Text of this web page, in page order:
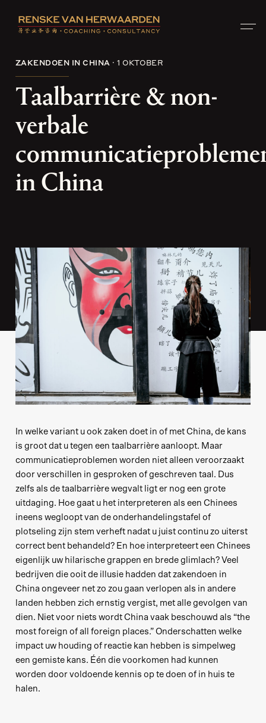
ZAKENDOEN IN CHINA 1 OKTOBER
Taalbarrière & non-
verbale
in China
In welke variant u ook zaken doet in of met China, de kans
is groot dat u tegen een taalbarrière aanloopt. Maar
communicatieproblemen worden niet alleen veroorzaakt
door verschillen in gesproken of geschreven taal. Dus
zelfs als de taalbarrière wegvalt ligt er nog een grote
uitdaging. Hoe gaat u het interpreteren als een Chinees
ineens wegloopt van de onderhandelingstafel of
plotseling zijn stem verheft nadat u juist continu zo uiterst
correct bent behandeld? En hoe interpreteert een Chinees
eigenlijk uw hilarische grappen en brede glimlach? Veel
bedrijven die ooit de illusie hadden dat zakendoen in
China ongeveer net zo zou gaan verlopen als in andere
landen hebben zich ernstig vergist, met alle gevolgen van
dien. Niet voor niets wordt China vaak beschouwd als “the
most foreign of all foreign places.” Onderschatten welke
impact uw houding of reactie kan hebben is simpelweg
een gemiste kans. Één die voorkomen had kunnen
worden door voldoende kennis op te doen of in huis te
halen.